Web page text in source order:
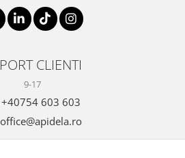
CLIENTI
9-17
+40754 603 603
office@apidela.ro